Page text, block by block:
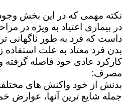
نکته مهمی که در این بخش
در بیماری اعتیاد به ویژه در
داست که فرد به طور ناگهانی
بدن فرد معتاد به علت استفاده
کارکرد عادی خود فاصله گرفته
مصرف:
بدنش از خود واکنش های
جمله شایع ترین آنها، عوارض